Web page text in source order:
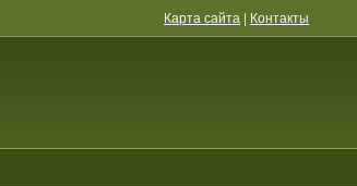
Карта сайта | Контакты